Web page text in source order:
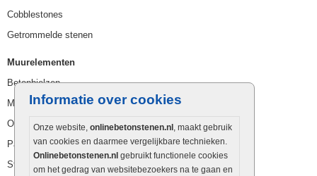
Informatie over cookies
Onze website, onlinebetonstenen.nl , maakt gebruik
van cookies en daarmee vergelijkbare technieken.
Onlinebetonstenen.nl gebruikt functionele cookies
om het gedrag van websitebezoekers na te gaan en
Cobblestones
Getrommelde stenen
Muurelementen
Betonbielzen
Muurstenen
Opsluitbanden
Palissaden
Stapelblokken